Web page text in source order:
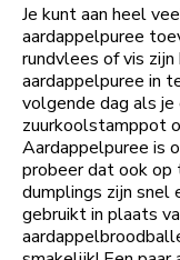
Je kunt aan heel
aardappelpuree
rundvlees of vis
aardappelpuree in
volgende dag als
zuurkoolstamppot
Aardappelpuree is
probeer dat ook op
dumplings zijn snel
gebruikt in plaats